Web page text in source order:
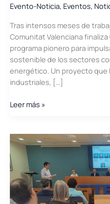
Evento-Noticia, Eventos,
Tras intensos meses de
Comunitat Valenciana finaliza
programa pionero para
sostenible de los sectores
energético. Un proyecto que
industriales, […]
CECVImpulsaIA360:
programa
estratégico
que
marca
un
antes
Leer más »